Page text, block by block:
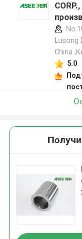
China
5.0